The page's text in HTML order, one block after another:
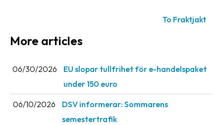
Delivery
Downloads
To Fraktjakt
More articles
06/30/2026
EU slopar tullfrihet för e-handelspaket
under 150 euro
06/10/2026
DSV informerar: Sommarens
semestertrafik